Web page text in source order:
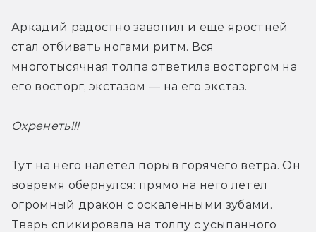
Аркадий радостно завопил и еще яростней
стал отбивать ногами ритм. Вся
многотысячная толпа ответила восторгом на
его восторг, экстазом — на его экстаз.
Охренеть!!!
Тут на него налетел порыв горячего ветра. Он
вовремя обернулся: прямо на него летел
огромный дракон с оскаленными зубами.
Тварь спикировала на толпу с усыпанного